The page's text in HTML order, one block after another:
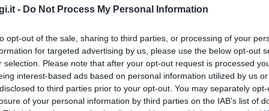
- Do Not Process My Personal Information
opt-out of the sale, sharing to third parties, or processing of your
for targeted advertising by us, please use the below opt-out
selection. Please note that after your opt-out request is processed
interest-based ads based on personal information utilized by us
to third parties prior to your opt-out. You may separately
of your personal information by third parties on the IAB’s list of
ordine di carcerazione emesso nei suoi
la Corte d’Appello di Catanzaro, perché
condannato a scontare unresiduo di
pena di 4 anni e 1 mese di reclusione.
con altre tre persone del brutale